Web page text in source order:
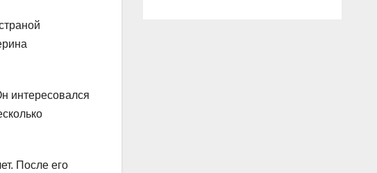
интересовался
После его